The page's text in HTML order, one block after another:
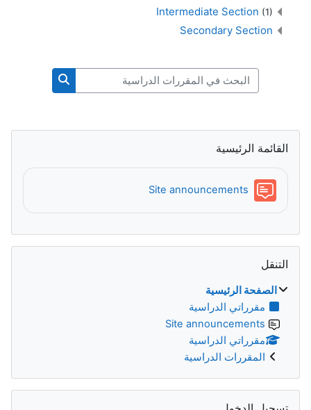
Intermediate Section (1)
Secondary Section
البحث في المقررات الدراسية
البحث في
القائمة الرئيسية
Site announcements
التنقل
الصفحة الرئيسية
مقرراتي الدراسية
Site announcements
مقرراتي الدراسية
المقررات الدراسية